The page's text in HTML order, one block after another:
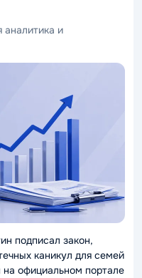
и
подписал закон,
каникул для семей
официальном портале